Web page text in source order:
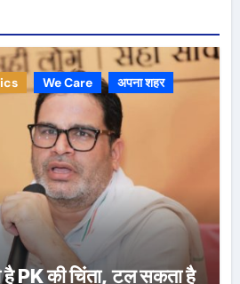
We Care
अपना शहर
है PK की चिंता, टल सकता है